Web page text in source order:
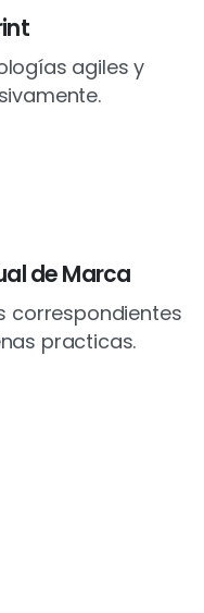
agiles y
de Marca
correspondientes
practicas.